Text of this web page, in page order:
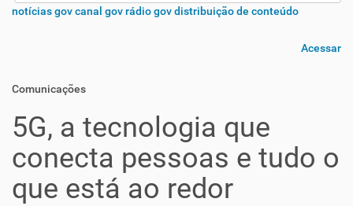
notícias govcanal govrádio govdistribuição de conteúdo
Acessar
Comunicações
5G, a tecnologia que
conecta pessoas e tudo o
que está ao redor